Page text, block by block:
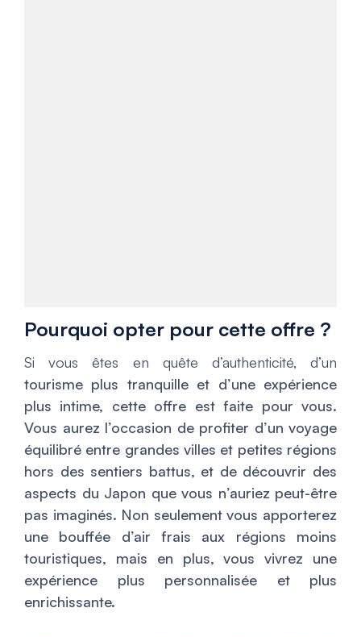
Pourquoi opter pour cette offre ?
Si vous êtes en quête d’authenticité, d’un
tourisme plus tranquille et d’une expérience
plus intime, cette offre est faite pour vous.
Vous aurez l’occasion de profiter d’un voyage
équilibré entre grandes villes et petites régions
hors des sentiers battus, et de découvrir des
aspects du Japon que vous n’auriez peut-être
pas imaginés. Non seulement vous apporterez
une bouffée d’air frais aux régions moins
touristiques, mais en plus, vous vivrez une
expérience plus personnalisée et plus
enrichissante.